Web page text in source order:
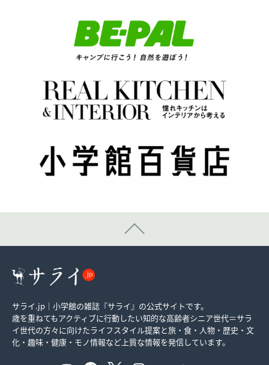
サライ.jp｜小学館の雑誌『サライ』の公式サイトです。
歳を重ねてもアクティブに行動したい知的な高齢者シニア世代＝サラ
イ世代の方々に向けたライフスタイル提案と旅・食・人物・歴史・文
化・趣味・健康・モノ情報など上質な情報を発信しています。